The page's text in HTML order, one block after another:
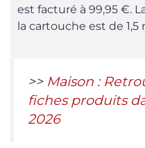
est facturé à 99,95 €.
la cartouche est de 1,5
>> Maison :
fiches produits
2026